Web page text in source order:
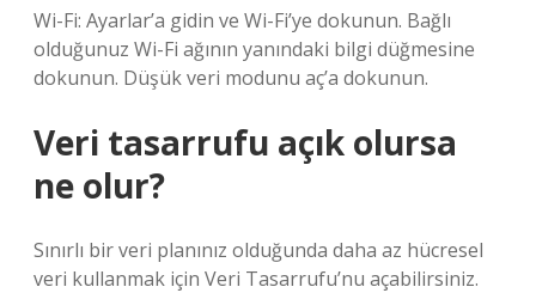
Wi-Fi: Ayarlar’a gidin ve Wi-Fi’ye dokunun. Bağlı
olduğunuz Wi-Fi ağının yanındaki bilgi düğmesine
dokunun. Düşük veri modunu aç’a dokunun.
Veri tasarrufu açık olursa
ne olur?
Sınırlı bir veri planınız olduğunda daha az hücresel
veri kullanmak için Veri Tasarrufu’nu açabilirsiniz.